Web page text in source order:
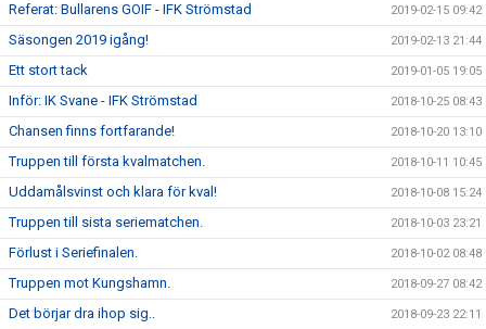
Referat: Bullarens GOIF - IFK Strömstad 2019-02-15 09:42
Säsongen 2019 igång! 2019-02-13 21:44
Ett stort tack 2019-01-05 19:05
Inför: IK Svane - IFK Strömstad 2018-10-25 08:43
Chansen finns fortfarande! 2018-10-20 13:10
Truppen till första kvalmatchen. 2018-10-11 10:45
Uddamålsvinst och klara för kval! 2018-10-08 15:24
Truppen till sista seriematchen. 2018-10-03 23:21
Förlust i Seriefinalen. 2018-10-02 08:48
Truppen mot Kungshamn. 2018-09-27 08:42
Det börjar dra ihop sig.. 2018-09-23 22:11